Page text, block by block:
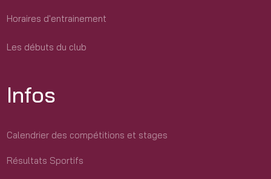
Horaires d'entrainement
Les débuts du club
Infos
Calendrier des compétitions et stages
Résultats Sportifs